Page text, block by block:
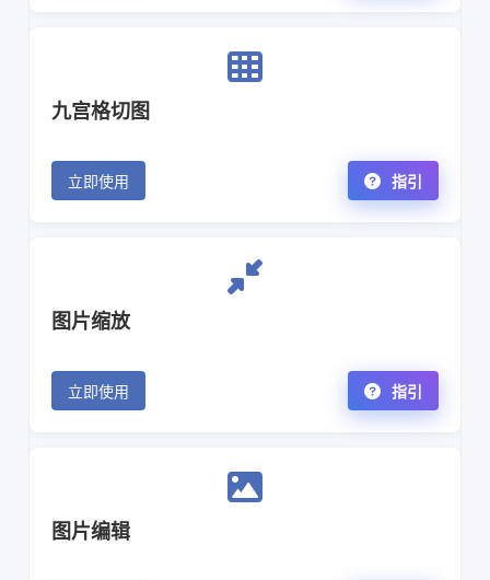
九宫格切图
立即使用 指引
图片缩放
立即使用 指引
图片编辑